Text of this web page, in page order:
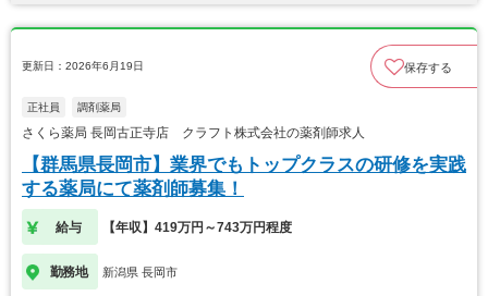
更新日：2026年6月19日 保存する
正社員 調剤薬局
さくら薬局 長岡古正寺店 クラフト株式会社の薬剤師求人
【群馬県長岡市】業界でもトップクラスの研修を実践
する薬局にて薬剤師募集！
給与 【年収】419万円～743万円程度
勤務地 新潟県 長岡市